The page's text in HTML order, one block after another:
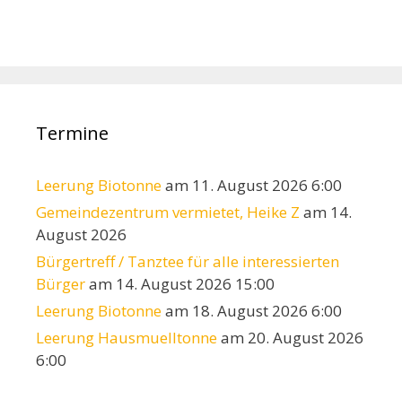
Termine
Leerung Biotonneam 11. August 2026 6:00
Gemeindezentrum vermietet, Heike Z am 14.
August 2026
Bürgertreff / Tanztee für alle interessierten
Bürgeram 14. August 2026 15:00
Leerung Biotonneam 18. August 2026 6:00
Leerung Hausmuelltonneam 20. August 2026
6:00